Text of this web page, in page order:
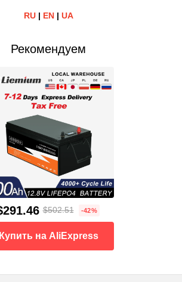
RU| EN| UA
Рекомендуем
$502.51 -42%
Купить на AliExpress